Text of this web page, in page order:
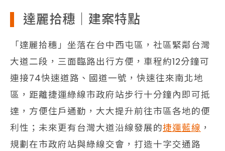
達麗拾穗｜建案特點
「達麗拾穗」坐落在台中西屯區，社區緊鄰台灣
大道二段，三面臨路出行方便，車程約12分鐘可
連接74快速道路、國道一號，快速往來南北地
區，距離捷運綠線市政府站步行十分鐘內即可抵
達，方便住戶通勤，大大提升前往市區各地的便
利性；未來更有台灣大道沿線發展的捷運藍線 ，
規劃在市政府站與綠線交會，打造十字交通路